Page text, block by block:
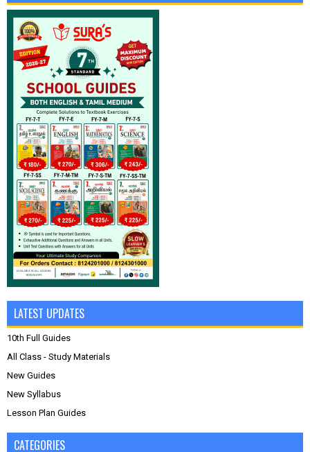
LATEST UPDATES
10th Full Guides
All Class - Study Materials
New Guides
New Syllabus
Lesson Plan Guides
CATEGORIES